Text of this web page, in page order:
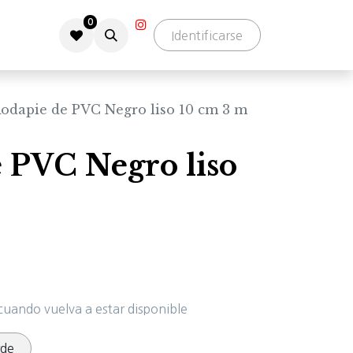
0
Identificarse
de PVC Negro liso 10 cm 3 m
PVC Negro liso
vuelva a estar disponible